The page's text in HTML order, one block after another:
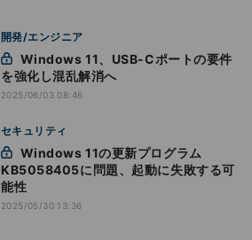
開発/エンジニア
を強化し混乱解消へ
2025/06/03 08:46
セキュリティ
KB5058405に問題、起動に失敗する可
能性
2025/05/30 13:36